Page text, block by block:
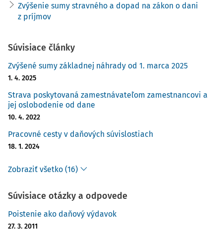
spočíva v zabezpečení bezplatného stravovania
v celom rozsahu (v tomto prípade sa stravné
tomto prípade sa stravné v peňažnom plnení kráti
o každé bezplatne poskytnuté jedlo (§ 5 ods. 6 alebo
ods. 7).
január 2025 splnená podmienka zakladajúca zvýšenie súm
stravného. Percentuálna zmena kumulatívneho indexu
cien jedál a nealkoholických nápojov v reštauračnom
stravovaní za mesiac január 2025 (index = 332,1 %) v
porovnaní s kumulatívnym indexom cien jedál a
kalendárny mesiac, na základe ktorého sa sumy stravného
predstavuje zvýšenie o 5,9 percentuálneho boda.
Sumy stravného pri pracovných cestách boli naposledy
zvýšené opatrením MPSVR SR č. 211/2024 Z. z. o sumách
Zvýšenie sumy stravného a dopad na zákon o dani
z príjmov
Súvisiace články
Zvýšené sumy základnej náhrady od 1. marca 2025
1. 4. 2025
Strava poskytovaná zamestnávateľom zamestnancovi a
jej oslobodenie od dane
10. 4. 2022
Pracovné cesty v daňových súvislostiach
18. 1. 2024
Zobraziť všetko (16)
Súvisiace otázky a odpovede
Poistenie ako daňový výdavok
27. 3. 2011